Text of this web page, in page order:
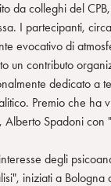
da colleghi del
I partecipanti,
evocativo di
un contributo
dedicato a
Premio che ha
Spadoni con
degli
iniziati a